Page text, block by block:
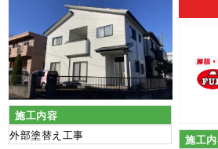
施工内容
外部塗替え工事
施工